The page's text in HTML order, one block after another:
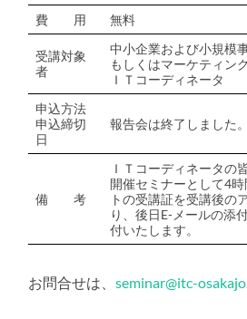
費 用
無料
受講対象
者
中小企業および小規模
もしくはマーケティン
ＩＴコーディネータ
申込方法
申込締切
日
報告会は終了しました。
備 考
ＩＴコーディネータの
開催セミナーとして4
トの受講証を受講後の
り、後日E-メールの添
付いたします。
お問合せは、seminar@itc-